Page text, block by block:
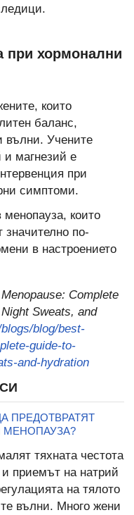
при хормонални
които
баланс,
вълни. Учените
и магнезий е
при
симптоми.
менопауза, които
значително по-
в настроението
Complete
Sweats, and
blog/best-
guide-to-
and-hydration
ПРЕДОТВРАТЯТ
МЕНОПАУЗА?
тяхната честота
приемът на натрий
на тялото
вълни. Много жени